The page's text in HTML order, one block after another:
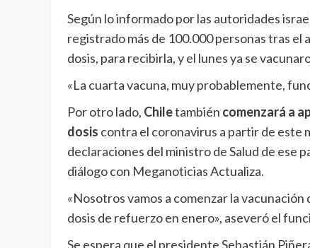
Según lo informado por las autoridades
registrado más de 100.000 personas tras el
dosis, para recibirla, y el lunes ya se
«La cuarta vacuna, muy probablemente,
Por otro lado, Chiletambién comenzará a
dosis contra el coronavirus a partir de este
declaraciones del ministro de Salud de ese
diálogo con Meganoticias Actualiza.
«Nosotros vamos a comenzar la vacunación
dosis de refuerzo en enero», aseveró el
Se espera que el presidente Sebastián